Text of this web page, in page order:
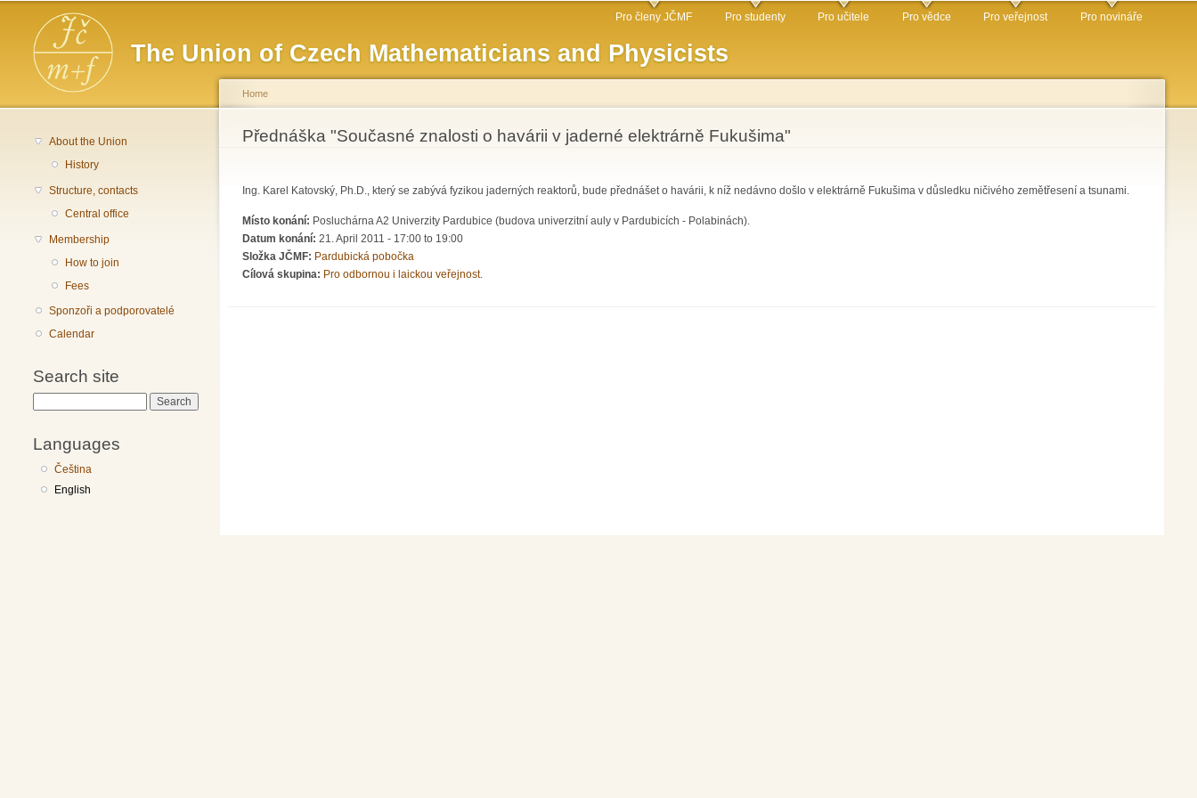
The Union of Czech Mathematicians and Physicists
Main menu Pro členy JČMF Pro studenty Pro učitele Pro vědce Pro veřejnost Pro novináře
About the Union
History
Structure, contacts
Central office
Membership
How to join
Fees
Sponzoři a podporovatelé
Calendar
Search site
Languages
Čeština
English
You are here
Home
Přednáška "Současné znalosti o havárii v jaderné elektrárně Fukušima"
Ing. Karel Katovský, Ph.D., který se zabývá fyzikou jaderných reaktorů, bude přednášet o havárii, k níž nedávno došlo v elektrárně Fukušima v důsledku ničivého zemětřesení a tsunami.
Místo konání: Posluchárna A2 Univerzity Pardubice (budova univerzitní auly v Pardubicích - Polabinách).
Datum konání: 21. April 2011 - 17:00 to 19:00
Složka JČMF: Pardubická pobočka
Cílová skupina: Pro odbornou i laickou veřejnost.